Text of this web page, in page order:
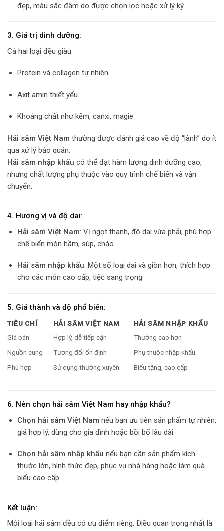
đẹp, màu sắc đậm do được chọn lọc hoặc xử lý kỹ.
3. Giá trị dinh dưỡng:
Cả hai loại đều giàu:
Protein và collagen tự nhiên
Axit amin thiết yếu
Khoáng chất như kẽm, canxi, magie
Hải sâm Việt Nam thường được đánh giá cao về độ “lành” do ít
qua xử lý bảo quản.
Hải sâm nhập khẩu có thể đạt hàm lượng dinh dưỡng cao,
nhưng chất lượng phụ thuộc vào quy trình chế biến và vận
chuyển.
4. Hương vị và độ dai:
Hải sâm Việt Nam: Vị ngọt thanh, độ dai vừa phải, phù hợp
chế biến món hầm, súp, cháo.
Hải sâm nhập khẩu: Một số loại dai và giòn hơn, thích hợp
cho các món cao cấp, tiệc sang trọng.
5. Giá thành và độ phổ biến:
TIÊU CHÍ HẢI SÂM VIỆT NAM
HẢI SÂM NHẬP KHẨU
Giá bán
Hợp lý, dễ tiếp cận
Thường cao hơn
Nguồn cung
Tương đối ổn định
Phụ thuộc nhập khẩu
Phù hợp
Sử dụng thường xuyên Biếu tặng, cao cấp
6. Nên chọn hải sâm Việt Nam hay nhập khẩu?
Chọn hải sâm Việt Nam nếu bạn ưu tiên sản phẩm tự nhiên,
giá hợp lý, dùng cho gia đình hoặc bồi bổ lâu dài.
Chọn hải sâm nhập khẩu nếu bạn cần sản phẩm kích
thước lớn, hình thức đẹp, phục vụ nhà hàng hoặc làm quà
biếu cao cấp.
Kết luận:
Mỗi loại hải sâm đều có ưu điểm riêng. Điều quan trọng nhất là